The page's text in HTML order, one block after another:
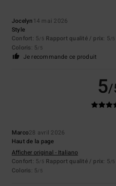
Jocelyn 14 mai 2026
Style
Confort: 5/5 Rapport qualité / prix: 5/5
Coloris: 5/5
Je recommande ce produit
5/
Marco28 avril 2026
Haut de la page
Afficher original - Italiano
Confort: 5/5 Rapport qualité / prix: 5/5
Coloris: 5/5